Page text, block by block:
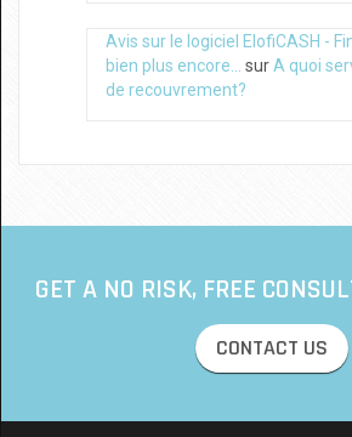
Avis sur le logiciel ElofiCASH -
bien plus encore...
surA quoi
de recouvrement?
GET A NO RISK, FREE
CONTACT US